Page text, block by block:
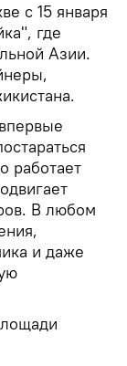
с 15 января
где
Азии.
работает
В любом
и даже